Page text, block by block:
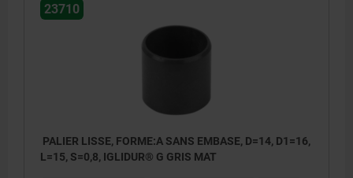
23710
PALIER LISSE, FORME:A SANS EMBASE, D=14, D1=16,
L=15, S=0,8, IGLIDUR® G GRIS MAT